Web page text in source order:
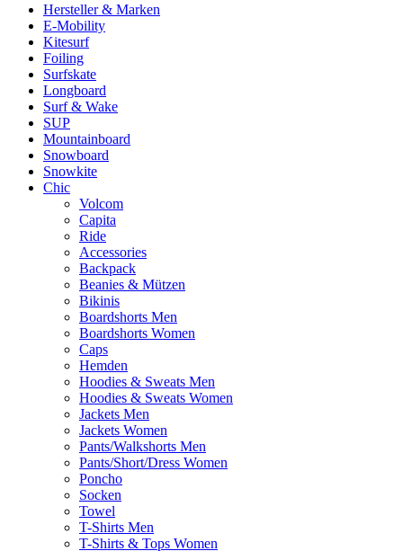
Hersteller & Marken
E-Mobility
Kitesurf
Foiling
Surfskate
Longboard
Surf & Wake
SUP
Mountainboard
Snowboard
Snowkite
Chic
Volcom
Capita
Ride
Accessories
Backpack
Beanies & Mützen
Bikinis
Boardshorts Men
Boardshorts Women
Caps
Hemden
Hoodies & Sweats Men
Hoodies & Sweats Women
Jackets Men
Jackets Women
Pants/Walkshorts Men
Pants/Short/Dress Women
Poncho
Socken
Towel
T-Shirts Men
T-Shirts & Tops Women